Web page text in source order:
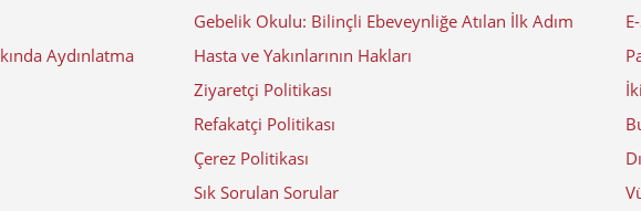
Aydınlatma
Gebelik Okulu: Bilinçli Ebeveynliğe Atılan İlk Adım
Hasta ve Yakınlarının Hakları
Ziyaretçi Politikası
Refakatçi Politikası
Çerez Politikası
Sık Sorulan Sorular